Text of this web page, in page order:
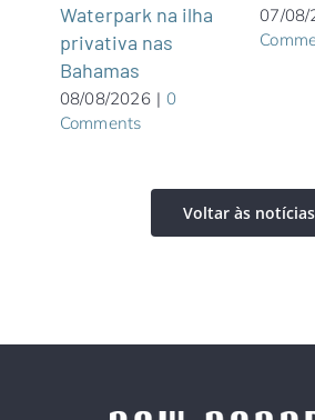
Waterpark na ilha
privativa nas
Bahamas
08/08/2026 | 0
Comments
07/08/
Voltar às notícias